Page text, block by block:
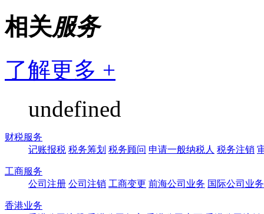
相关服务
了解更多 +
undefined
财税服务
记账报税 税务筹划 税务顾问 申请一般纳税人 税务注销
工商服务
公司注册 公司注销 工商变更 前海公司业务 国际公司业务
香港业务